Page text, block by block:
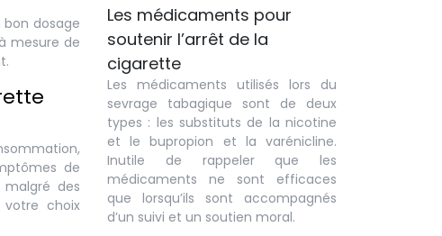
dosage
mesure de
de
des
votre choix
Les médicaments pour
soutenir l’arrêt de la
cigarette
Les médicaments utilisés lors du
sevrage tabagique sont de deux
types : les substituts de la nicotine
et le bupropion et la varénicline.
Inutile de rappeler que les
médicaments ne sont efficaces
que lorsqu’ils sont accompagnés
d’un suivi et un soutien moral.